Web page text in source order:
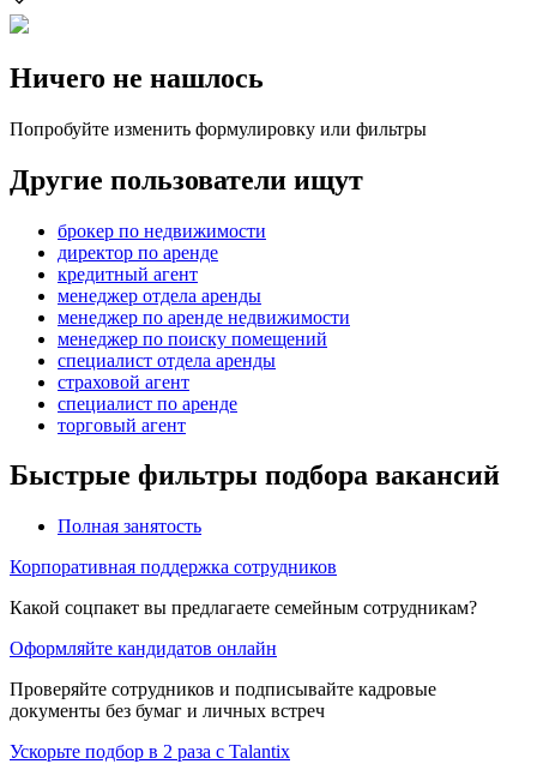
Ничего не нашлось
Попробуйте изменить формулировку или фильтры
Другие пользователи ищут
брокер по недвижимости
директор по аренде
кредитный агент
менеджер отдела аренды
менеджер по аренде недвижимости
менеджер по поиску помещений
специалист отдела аренды
страховой агент
специалист по аренде
торговый агент
Быстрые фильтры подбора вакансий
Полная занятость
Корпоративная поддержка сотрудников
Какой соцпакет вы предлагаете семейным сотрудникам?
Оформляйте кандидатов онлайн
Проверяйте сотрудников и подписывайте кадровые
документы без бумаг и личных встреч
Ускорьте подбор в 2 раза с Talantix